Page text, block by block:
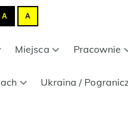
A A
Miejsca Pracownie
Ukraina /